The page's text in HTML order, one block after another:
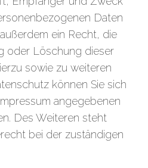
Daten
ein Recht, die
oder Löschung dieser
sowie zu weiteren
können Sie sich
angegebenen
Des Weiteren steht
bei der zuständigen